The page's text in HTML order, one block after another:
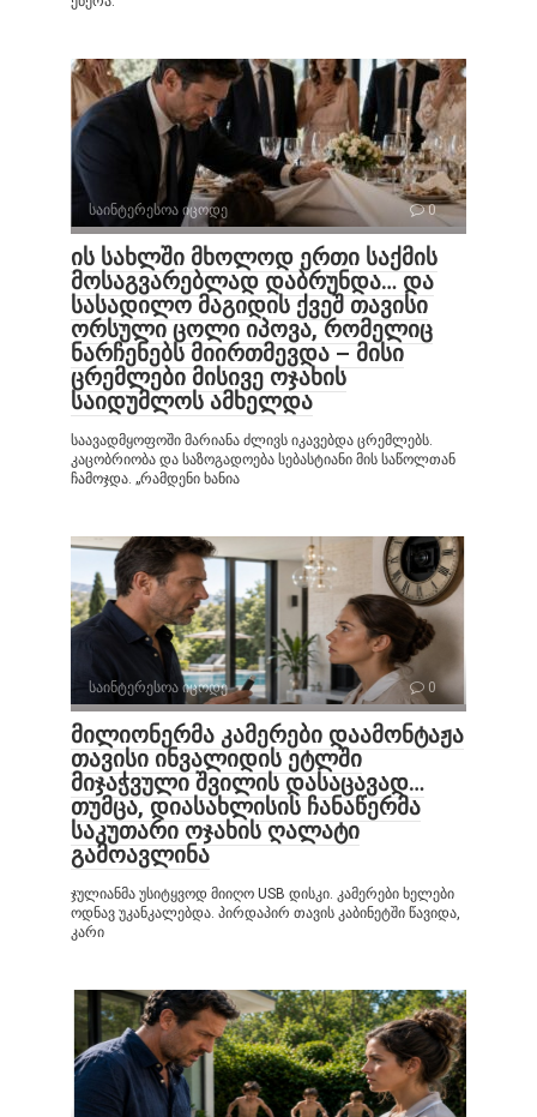
საინტერესოა იცოდე 0
ის სახლში მხოლოდ ერთი საქმის
მოსაგვარებლად დაბრუნდა… და
სასადილო მაგიდის ქვეშ თავისი
ორსული ცოლი იპოვა, რომელიც
ნარჩენებს მიირთმევდა – მისი
ცრემლები მისივე ოჯახის
საიდუმლოს ამხელდა
საავადმყოფოში მარიანა ძლივს იკავებდა ცრემლებს.
კაცობრიობა და საზოგადოება სებასტიანი მის საწოლთან
ჩამოჯდა. „რამდენი ხანია
საინტერესოა იცოდე 0
მილიონერმა კამერები დაამონტაჟა
თავისი ინვალიდის ეტლში
მიჯაჭვული შვილის დასაცავად…
თუმცა, დიასახლისის ჩანაწერმა
საკუთარი ოჯახის ღალატი
გამოავლინა
ჯულიანმა უსიტყვოდ მიიღო USB დისკი. კამერები ხელები
ოდნავ უკანკალებდა. პირდაპირ თავის კაბინეტში წავიდა,
კარი